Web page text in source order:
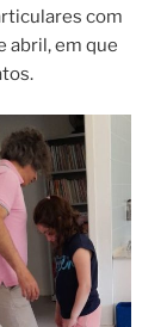
com
abril, em que